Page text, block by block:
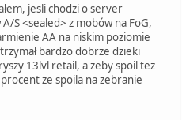
jesli chodzi o server
S <sealed> z mobów na FoG,
AA na niskim poziomie
bardzo dobrze dzieki
13lvl retail, a zeby spoil tez
ze spoila na zebranie